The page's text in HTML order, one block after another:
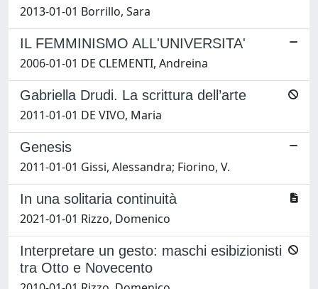
2013-01-01 Borrillo, Sara
IL FEMMINISMO ALL'UNIVERSITA'
2006-01-01 DE CLEMENTI, Andreina
Gabriella Drudi. La scrittura dell’arte
2011-01-01 DE VIVO, Maria
Genesis
2011-01-01 Gissi, Alessandra; Fiorino, V.
In una solitaria continuità
2021-01-01 Rizzo, Domenico
Interpretare un gesto: maschi esibizionisti
tra Otto e Novecento